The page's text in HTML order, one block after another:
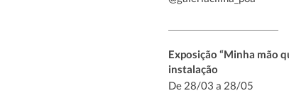
Exposição “Minha mão
instalação
De 28/03 a 28/05